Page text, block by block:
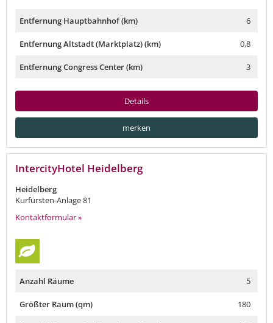
Entfernung Hauptbahnhof (km) 6
Entfernung Altstadt (Marktplatz) (km) 0,8
Entfernung Congress Center (km) 3
Details
merken
IntercityHotel Heidelberg
Heidelberg
Kurfürsten-Anlage 81
Kontaktformular »
Anzahl Räume 5
Größter Raum (qm) 180